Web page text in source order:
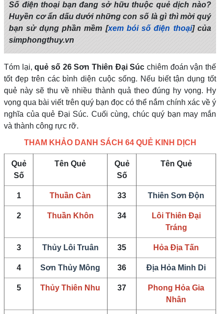
Số điện thoại bạn đang sở hữu thuộc quẻ dịch nào?
Huyền cơ ẩn dấu dưới những con số là gì thì mời quý
bạn sử dụng phần mềm [xem bói số điện thoại] của
simphongthuy.vn
Tóm lại,quẻ số 26 Sơn Thiên Đại Súc chiêm đoán vận thế
tốt đẹp trên các bình diện cuộc sống. Nếu biết tận dụng tốt
quẻ này sẽ thu về nhiều thành quả theo đúng hy vọng. Hy
vọng qua bài viết trên quý bạn đọc có thể nắm chính xác về ý
nghĩa của quẻ Đại Súc. Cuối cùng, chúc quý bạn may mắn
và thành công rực rỡ.
THAM KHẢO DANH SÁCH 64 QUẺ KINH DỊCH
Quẻ
Số
Tên Quẻ
Quẻ
Số
Tên Quẻ
1 Thuần Càn 33 Thiên Sơn Độn
2 Thuần Khôn 34
Lôi Thiên Đại
Tráng
3 Thủy Lôi Truân 35 Hỏa Địa Tấn
4 Sơn Thủy Mông 36 Địa Hỏa Minh Di
5 Thủy Thiên Nhu 37
Phong Hỏa Gia
Nhân